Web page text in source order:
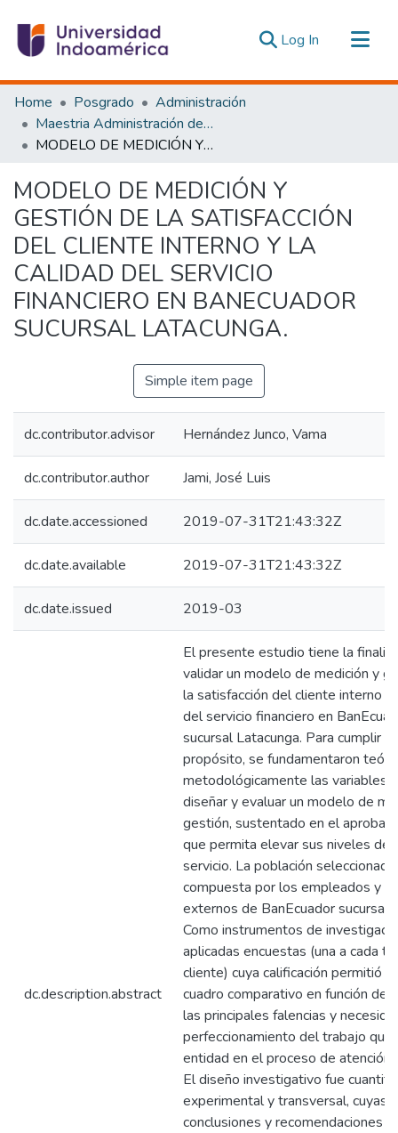
Log In (current)
Communities & Collections
All of DSpace
Statistics
Home Posgrado
Administración
Maestria Administración de las Organizaciones de la Economía Social y Solidaria
MODELO DE MEDICIÓN Y GESTIÓN DE LA SATISFACCIÓN DEL CLIENTE INTERNO Y LA CALIDAD DEL SERVICIO FINANCIERO EN BANECUADOR SUCURSAL LATACUNGA.
MODELO DE MEDICIÓN Y
GESTIÓN DE LA SATISFACCIÓN
DEL CLIENTE INTERNO Y LA
CALIDAD DEL SERVICIO
FINANCIERO EN BANECUADOR
SUCURSAL LATACUNGA.
Simple item page
dc.contributor.advisor Hernández Junco, Vama
dc.contributor.author Jami, José Luis
dc.date.accessioned 2019-07-31T21:43:32Z
dc.date.available 2019-07-31T21:43:32Z
dc.date.issued 2019-03
dc.description.abstract
El presente estudio tiene la
validar un modelo de medición y
la satisfacción del cliente interno y
del servicio financiero en
sucursal Latacunga. Para cumplir
propósito, se fundamentaron
metodológicamente las variables
diseñar y evaluar un modelo de
gestión, sustentado en el
que permita elevar sus niveles de
servicio. La población
compuesta por los empleados y
externos de BanEcuador sucursal
Como instrumentos de
aplicadas encuestas (una a cada
cliente) cuya calificación permitió
cuadro comparativo en función de
las principales falencias y
perfeccionamiento del trabajo que
entidad en el proceso de atención
El diseño investigativo fue
experimental y transversal, cuyas
conclusiones y recomendaciones